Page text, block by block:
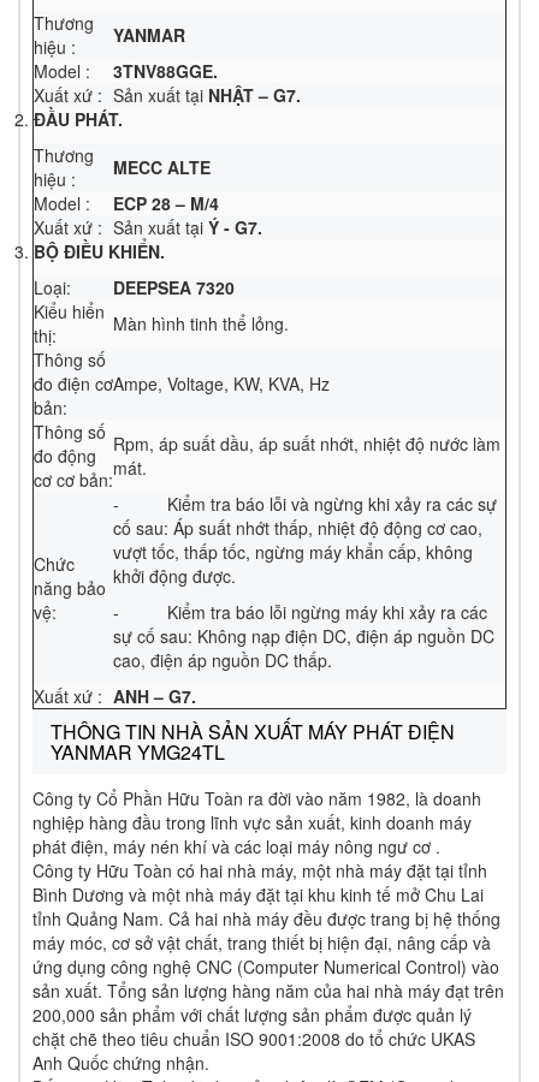
Thương
hiệu :
YANMAR
Model :
3TNV88GGE.
Xuất xứ : Sản xuất tại NHẬT – G7.
ĐẦU PHÁT.
Thương
hiệu :
MECC ALTE
Model :
ECP 28 – M/4
Xuất xứ : Sản xuất tại Ý - G7.
BỘ ĐIỀU KHIỂN.
Loại:
DEEPSEA 7320
Kiểu hiển
thị:
Màn hình tinh thể lỏng.
Thông số
đo điện cơ
bản:
Ampe, Voltage, KW, KVA, Hz
Thông số
đo động
cơ cơ bản:
Rpm, áp suất dầu, áp suất nhớt, nhiệt độ nước làm
mát.
Chức
năng bảo
vệ:
- Kiểm tra báo lỗi và ngừng khi xảy ra các sự
cố sau: Áp suất nhớt thấp, nhiệt độ động cơ cao,
vượt tốc, thấp tốc, ngừng máy khẩn cấp, không
khởi động được.
- Kiểm tra báo lỗi ngừng máy khi xảy ra các
sự cố sau: Không nạp điện DC, điện áp nguồn DC
cao, điện áp nguồn DC thấp.
Xuất xứ : ANH – G7.
THÔNG TIN NHÀ SẢN XUẤT MÁY PHÁT ĐIỆN
YANMAR YMG24TL
Công ty Cổ Phần Hữu Toàn ra đời vào năm 1982, là doanh
nghiệp hàng đầu trong lĩnh vực sản xuất, kinh doanh máy
phát điện, máy nén khí và các loại máy nông ngư cơ .
Công ty Hữu Toàn có hai nhà máy, một nhà máy đặt tại tỉnh
Bình Dương và một nhà máy đặt tại khu kinh tế mở Chu Lai
tỉnh Quảng Nam. Cả hai nhà máy đều được trang bị hệ thống
máy móc, cơ sở vật chất, trang thiết bị hiện đại, nâng cấp và
ứng dụng công nghệ CNC (Computer Numerical Control) vào
sản xuất. Tổng sản lượng hàng năm của hai nhà máy đạt trên
200,000 sản phẩm với chất lượng sản phẩm được quản lý
chặt chẽ theo tiêu chuẩn ISO 9001:2008 do tổ chức UKAS
Anh Quốc chứng nhận.